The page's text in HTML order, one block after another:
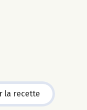
la recette